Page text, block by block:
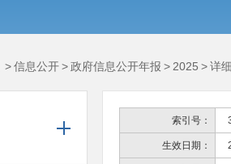
>信息公开>政府信息公开年报 > 2025 >详
索引号：
生效日期：